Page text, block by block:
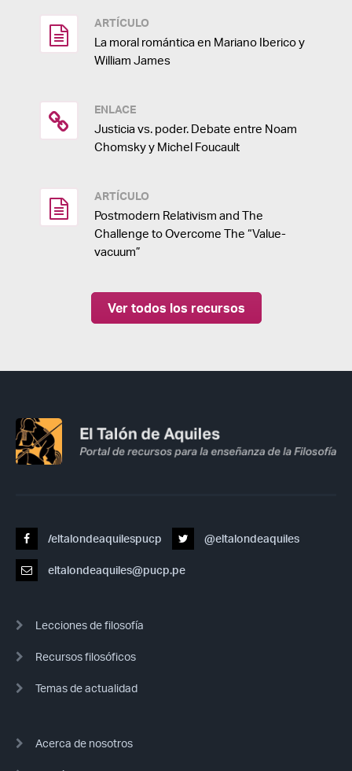
ARTÍCULO
La moral romántica en Mariano Iberico y
William James
ENLACE
Justicia vs. poder. Debate entre Noam
Chomsky y Michel Foucault
ARTÍCULO
Postmodern Relativism and The
Challenge to Overcome The “Value-
vacuum”
Ver todos los recursos
/eltalondeaquilespucp @eltalondeaquiles
eltalondeaquiles@pucp.pe
Lecciones de filosofía
Recursos filosóficos
Temas de actualidad
Acerca de nosotros